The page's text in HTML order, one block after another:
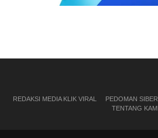
REDAKSI MEDIA KLIK VIRAL PEDOMAN SIBER
TENTANG KAMI